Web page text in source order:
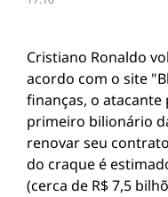
Cristiano Ronaldo
acordo com o site
finanças, o
primeiro bilionário
renovar seu
do craque é
(cerca de R$ 7,5